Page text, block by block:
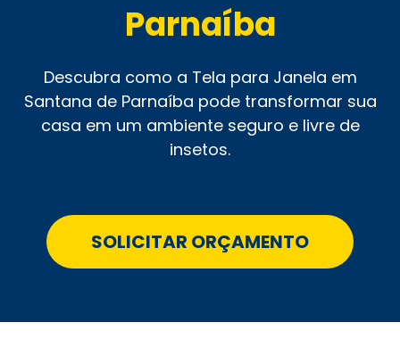
Parnaíba
Descubra como a Tela para Janela em
Santana de Parnaíba pode transformar sua
casa em um ambiente seguro e livre de
insetos.
SOLICITAR ORÇAMENTO